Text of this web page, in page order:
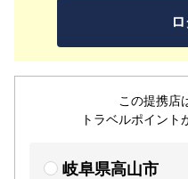
この提携店
トラベルポイント
岐阜県高山市
す。客室は木の國飛騨高
具」を使用した和室洋室
お越しをお待ちしており